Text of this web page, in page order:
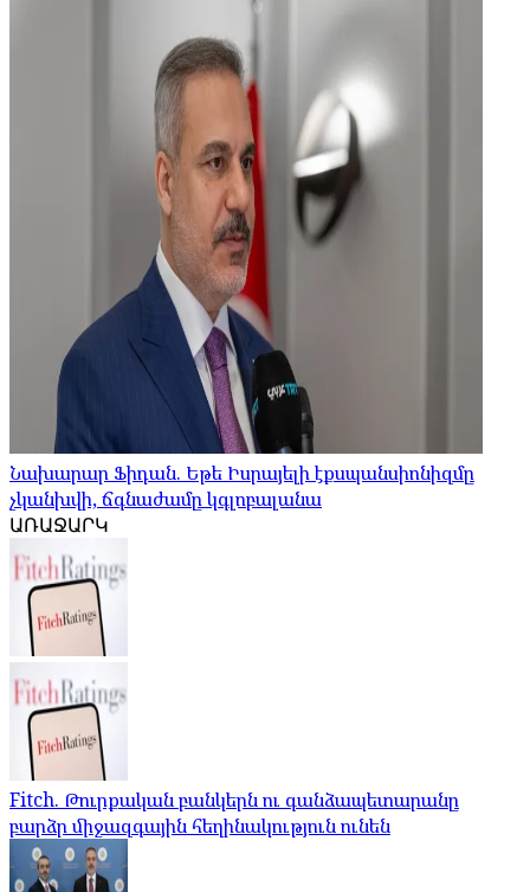
Նախարար Ֆիդան. Եթե Իսրայելի էքսպանսիոնիզմը
չկանխվի, ճգնաժամը կգլոբալանա
ԱՌԱՋԱՐԿ
Fitch. Թուրքական բանկերն ու գանձապետարանը
բարձր միջազգային հեղինակություն ունեն